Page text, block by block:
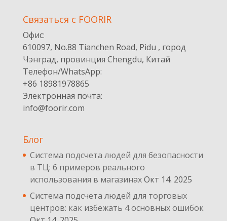
Cвязаться с FOORIR
Офис:
610097, No.88 Tianchen Road, Pidu , город
Чэнград, провинция Chengdu, Китай
Телефон/WhatsApp:
+86 18981978865
Электронная почта:
info@foorir.com
Блог
Система подсчета людей для безопасности
в ТЦ: 6 примеров реального
использования в магазинахОкт 14. 2025
Система подсчета людей для торговых
центров: как избежать 4 основных ошибок